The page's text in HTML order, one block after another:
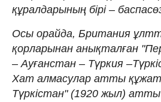
құралдарының бірі –
Осы орайда, Британия
қорларынан анықталған
– Ауғанстан – Түркия
Хат алмасулар атты
Түркістан" (1920 жыл) атты